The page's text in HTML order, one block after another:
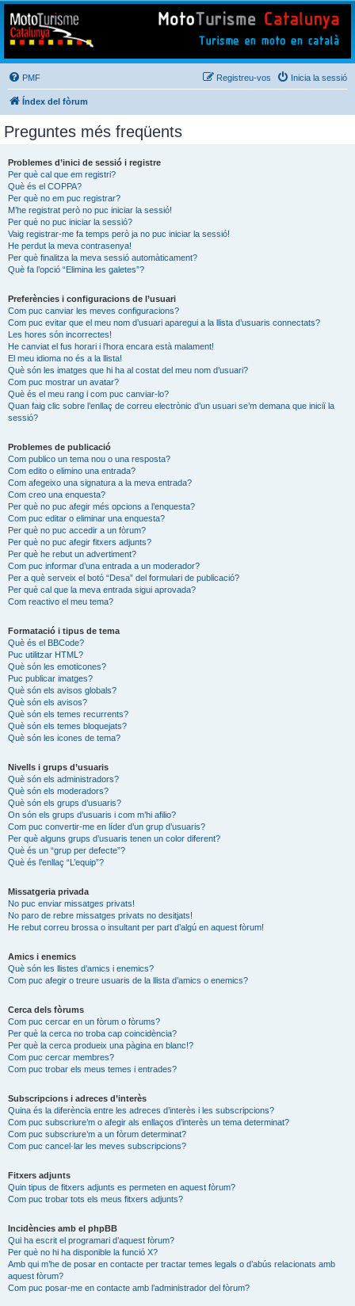
Mototurisme
Turisme en moto en català
PMF Inicia la sessió
Registreu-vos
Índex del fòrum
Preguntes més freqüents
Problemes d’inici de sessió i registre
Per què cal que em registri?
Què és el COPPA?
Per què no em puc registrar?
M’he registrat però no puc iniciar la sessió!
Per què no puc iniciar la sessió?
Vaig registrar-me fa temps però ja no puc iniciar la sessió!
He perdut la meva contrasenya!
Per què finalitza la meva sessió automàticament?
Què fa l’opció “Elimina les galetes”?
Preferències i configuracions de l’usuari
Com puc canviar les meves configuracions?
Com puc evitar que el meu nom d’usuari aparegui a la llista d’usuaris connectats?
Les hores són incorrectes!
He canviat el fus horari i l’hora encara està malament!
El meu idioma no és a la llista!
Què són les imatges que hi ha al costat del meu nom d’usuari?
Com puc mostrar un avatar?
Què és el meu rang i com puc canviar-lo?
Quan faig clic sobre l’enllaç de correu electrònic d’un usuari se’m demana que iniciï la
sessió?
Problemes de publicació
Com publico un tema nou o una resposta?
Com edito o elimino una entrada?
Com afegeixo una signatura a la meva entrada?
Com creo una enquesta?
Per què no puc afegir més opcions a l’enquesta?
Com puc editar o eliminar una enquesta?
Per què no puc accedir a un fòrum?
Per què no puc afegir fitxers adjunts?
Per què he rebut un advertiment?
Com puc informar d’una entrada a un moderador?
Per a què serveix el botó “Desa” del formulari de publicació?
Per què cal que la meva entrada sigui aprovada?
Com reactivo el meu tema?
Formatació i tipus de tema
Què és el BBCode?
Puc utilitzar HTML?
Què són les emoticones?
Puc publicar imatges?
Què són els avisos globals?
Què són els avisos?
Què són els temes recurrents?
Què són els temes bloquejats?
Què són les icones de tema?
Nivells i grups d’usuaris
Què són els administradors?
Què són els moderadors?
Què són els grups d’usuaris?
On són els grups d’usuaris i com m’hi afilio?
Com puc convertir-me en líder d’un grup d’usuaris?
Per què alguns grups d’usuaris tenen un color diferent?
Què és un “grup per defecte”?
Què és l’enllaç “L’equip”?
Missatgeria privada
No puc enviar missatges privats!
No paro de rebre missatges privats no desitjats!
He rebut correu brossa o insultant per part d’algú en aquest fòrum!
Amics i enemics
Què són les llistes d’amics i enemics?
Com puc afegir o treure usuaris de la llista d’amics o enemics?
Cerca dels fòrums
Com puc cercar en un fòrum o fòrums?
Per què la cerca no troba cap coincidència?
Per què la cerca produeix una pàgina en blanc!?
Com puc cercar membres?
Com puc trobar els meus temes i entrades?
Subscripcions i adreces d’interès
Quina és la diferència entre les adreces d’interès i les subscripcions?
Com puc subscriure’m o afegir als enllaços d’interès un tema determinat?
Com puc subscriure’m a un fòrum determinat?
Com puc cancel·lar les meves subscripcions?
Fitxers adjunts
Quin tipus de fitxers adjunts es permeten en aquest fòrum?
Com puc trobar tots els meus fitxers adjunts?
Incidències amb el phpBB
Qui ha escrit el programari d’aquest fòrum?
Per què no hi ha disponible la funció X?
Amb qui m’he de posar en contacte per tractar temes legals o d’abús relacionats amb
aquest fòrum?
Com puc posar-me en contacte amb l’administrador del fòrum?